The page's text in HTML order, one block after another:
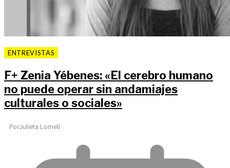
ENTREVISTAS
F+ Zenia Yébenes: «El cerebro humano
no puede operar sin andamiajes
culturales o sociales»
PorJulieta Lomelí